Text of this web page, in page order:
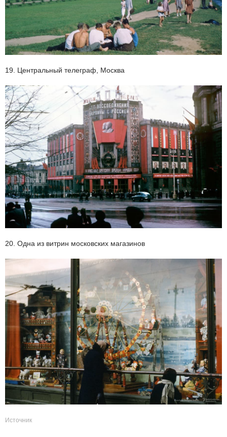
19. Центральный телеграф, Москва
20. Одна из витрин московских магазинов
Источник